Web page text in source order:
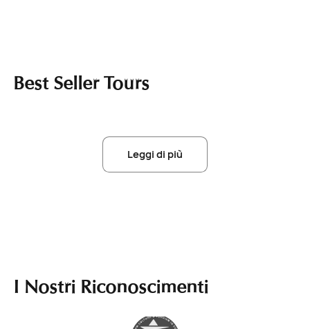
Best Seller Tours
Leggi di più
I Nostri Riconoscimenti